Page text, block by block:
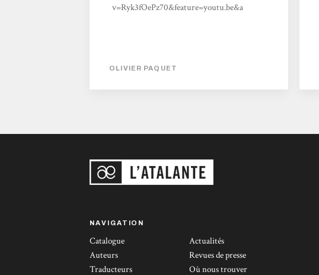
v=Ryk3fOePz70&feature=youtu.be&a
OLIVIER PAQUET
NAVIGATION
Catalogue
Auteurs
Traducteurs
Actualités
Revues de presse
Où nous trouver